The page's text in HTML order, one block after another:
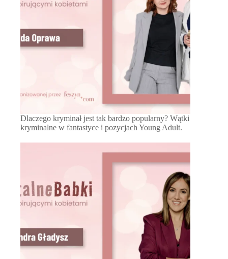
Dlaczego kryminał jest tak bardzo popularny? Wątki
kryminalne w fantastyce i pozycjach Young Adult.